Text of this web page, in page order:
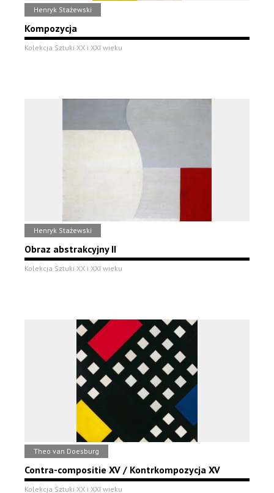
Henryk Stażewski
Kompozycja
Kolekcja Sztuki XX i XXI wieku
Henryk Stażewski
Obraz abstrakcyjny II
Kolekcja Sztuki XX i XXI wieku
Theo van Doesburg
Contra-compositie XV / Kontrkompozycja XV
Kolekcja Sztuki XX i XXI wieku